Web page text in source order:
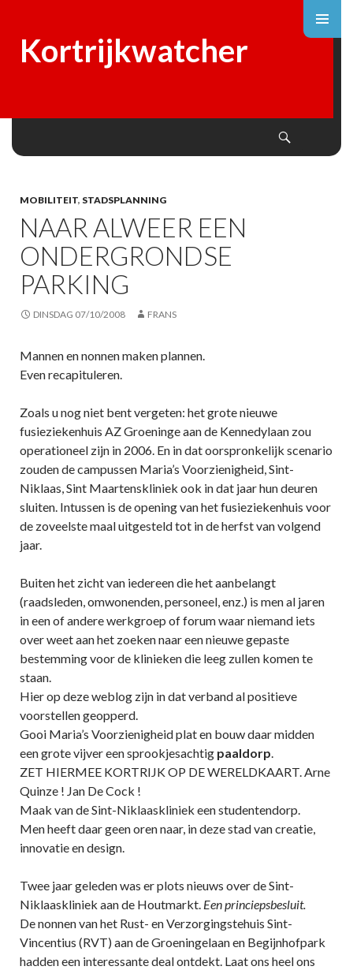
Kortrijkwatcher
MOBILITEIT, STADSPLANNING
NAAR ALWEER EEN
ONDERGRONDSE
PARKING
DINSDAG 07/10/2008 FRANS
Mannen en nonnen maken plannen.
Even recapituleren.
Zoals u nog niet bent vergeten: het grote nieuwe
fusieziekenhuis AZ Groeninge aan de Kennedylaan zou
operationeel zijn in 2006. En in dat oorspronkelijk scenario
zouden de campussen Maria’s Voorzienigheid, Sint-
Niklaas, Sint Maartenskliniek ook in dat jaar hun deuren
sluiten. Intussen is de opening van het fusieziekenhuis voor
de zoveelste maal uitgesteld tot in de herfst van volgend
jaar.
Buiten het zicht van iedereen die het aanbelangt
(raadsleden, omwonenden, personeel, enz.) is men al jaren
in een of andere werkgroep of forum waar niemand iets
over weet aan het zoeken naar een nieuwe gepaste
bestemming voor de klinieken die leeg zullen komen te
staan.
Hier op deze weblog zijn in dat verband al positieve
voorstellen geopperd.
Gooi Maria’s Voorzienigheid plat en bouw daar midden
een grote vijver een sprookjesachtig paaldorp.
ZET HIERMEE KORTRIJK OP DE WERELDKAART. Arne
Quinze ! Jan De Cock !
Maak van de Sint-Niklaaskliniek een studentendorp.
Men heeft daar geen oren naar, in deze stad van creatie,
innovatie en design.
Twee jaar geleden was er plots nieuws over de Sint-
Niklaaskliniek aan de Houtmarkt. Een princiepsbesluit.
De nonnen van het Rust- en Verzorgingstehuis Sint-
Vincentius (RVT) aan de Groeningelaan en Begijnhofpark
hadden een interessante deal ontdekt. Laat ons heel ons